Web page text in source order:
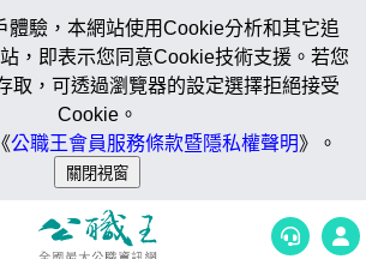
體驗，本網站使用Cookie分析和其它追
，即表示您同意Cookie技術支援。若您
取，可透過瀏覽器的設定選擇拒絕接受
Cookie。
公職王會員服務條款暨隱私權聲明》。